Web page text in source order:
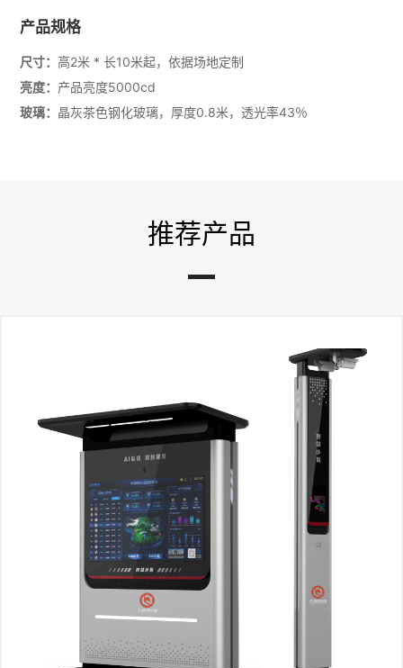
产品规格
尺寸：高2米 * 长10米起，依据场地定制
亮度： 产品亮度5000cd
玻璃： 晶灰茶色钢化玻璃，厚度0.8米，透光率43％
推荐产品